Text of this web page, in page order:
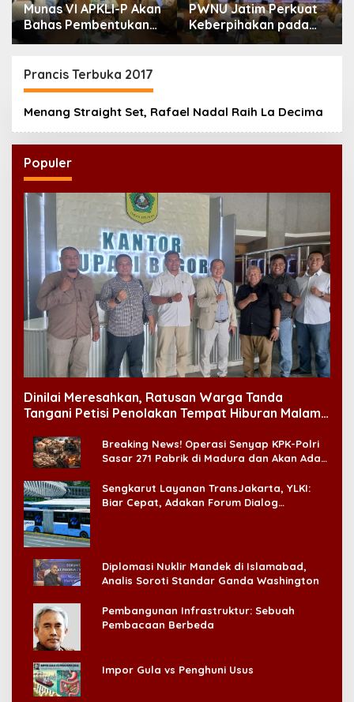
Munas VI APKLI-P Akan
Bahas Pembentukan
Badan Perekonomian
Penting Hadapi Bonus
Demografi
PWNU Jatim Perkuat
Keberpihakan pada
UMKM Lewat Ekonomi
Prancis Terbuka 2017
Menang Straight Set, Rafael Nadal Raih La Decima
Populer
Dinilai Meresahkan, Ratusan Warga Tanda
Tangani Petisi Penolakan Tempat Hiburan Malam
Breaking News! Operasi Senyap KPK-Polri
Sasar 271 Pabrik di Madura dan Akan Ada
Sengkarut Layanan TransJakarta, YLKI:
Biar Cepat, Adakan Forum Dialog
Diplomasi Nuklir Mandek di Islamabad,
Analis Soroti Standar Ganda Washington
Pembangunan Infrastruktur: Sebuah
Pembacaan Berbeda
Impor Gula vs Penghuni Usus